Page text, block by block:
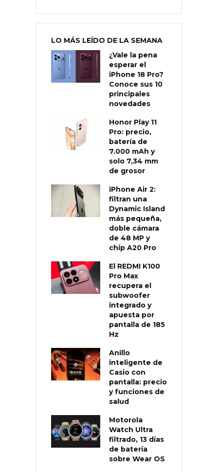
LO MÁS LEÍDO DE LA SEMANA
¿Vale la pena
esperar el
iPhone 18 Pro?
Conoce sus 10
principales
novedades
Honor Play 11
Pro: precio,
batería de
7.000 mAh y
solo 7,34 mm
de grosor
iPhone Air 2:
filtran una
Dynamic Island
más pequeña,
doble cámara
de 48 MP y
chip A20 Pro
El REDMI K100
Pro Max
recupera el
subwoofer
integrado y
apuesta por
pantalla de 185
Hz
Anillo
inteligente de
Casio con
pantalla: precio
y funciones de
salud
Motorola
Watch Ultra
filtrado, 13 días
de batería
sobre Wear OS